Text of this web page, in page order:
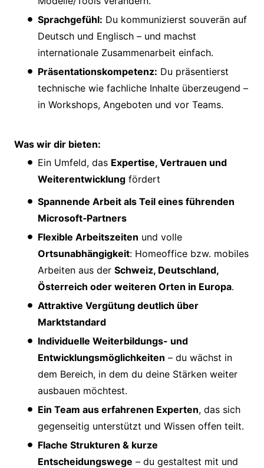
Sprachgefühl: Du kommunizierst souverän auf
Deutsch und Englisch – und machst
internationale Zusammenarbeit einfach.
Präsentationskompetenz: Du präsentierst
technische wie fachliche Inhalte überzeugend –
in Workshops, Angeboten und vor Teams.
Was wir dir bieten:
Ein Umfeld, das Expertise, Vertrauen und
Weiterentwicklung fördert
Spannende Arbeit als Teil eines führenden
Microsoft‑Partners
Flexible Arbeitszeiten und volle
Ortsunabhängigkeit: Homeoffice bzw. mobiles
Arbeiten aus der Schweiz, Deutschland,
Österreich oder weiteren Orten in Europa.
Attraktive Vergütung deutlich über
Marktstandard
Individuelle Weiterbildungs- und
Entwicklungsmöglichkeiten – du wächst in
dem Bereich, in dem du deine Stärken weiter
ausbauen möchtest.
Ein Team aus erfahrenen Experten, das sich
gegenseitig unterstützt und Wissen offen teilt.
Flache Strukturen & kurze
Entscheidungswege – du gestaltest mit und